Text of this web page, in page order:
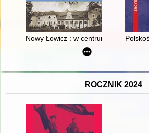
Nowy Łowicz : w centrum poligonu
ROCZNIK 2024